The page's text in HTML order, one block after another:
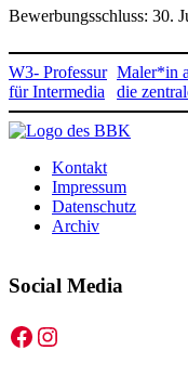
Bewerbungsschluss: 30.
W3- Professur
für Intermedia
Maler*in
die
Kontakt
Impressum
Datenschutz
Archiv
Social Media
Facebook
Instagram